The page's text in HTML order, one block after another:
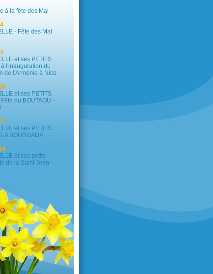
à la fête des Mai
- Fête des Mai
et ses PETITS
à l'inauguration du
de l'Arménie à Nice
et ses PETITS
du BOUTAOU -
et ses PETITS
BOURGADA
et ses petits
de la Saint Jean -
- FESTIVAL "LA
2025" ÉDITION 2
de la culture
Niçoise
- CÉLÉBRATION
À EZE VILLAGE